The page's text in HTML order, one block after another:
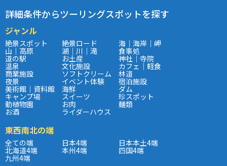
詳細条件からツーリングスポットを探す
ジャンル
絶景スポット 絶景ロード 海｜海岸｜岬
山｜高原 湖｜川｜滝 食事処
道の駅 お土産 神社｜寺院
温泉 文化施設 カフェ｜軽食
商業施設 ソフトクリーム 林道
夜景 イベント体験 宿泊施設
美術館｜資料館 海鮮 ダム
キャンプ場 スイーツ 珍スポット
動植物園 お肉 麺類
お酒 ライダーハウス
東西南北の端
全ての端 日本4端 日本本土4端
北海道4端 本州4端 四国4端
九州4端